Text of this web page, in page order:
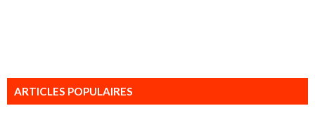
ARTICLES POPULAIRES